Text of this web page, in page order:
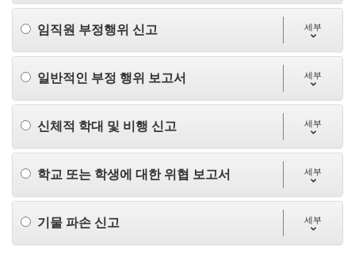
임직원 부정행위 신고 세부
일반적인 부정 행위 보고서 세부
신체적 학대 및 비행 신고 세부
학교 또는 학생에 대한 위협 보고서 세부
기물 파손 신고 세부